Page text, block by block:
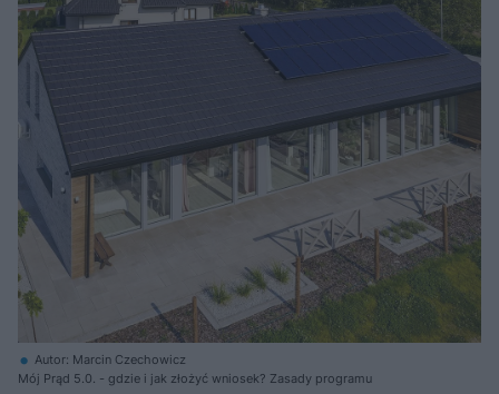
Autor: Marcin Czechowicz
Mój Prąd 5.0. - gdzie i jak złożyć wniosek? Zasady programu